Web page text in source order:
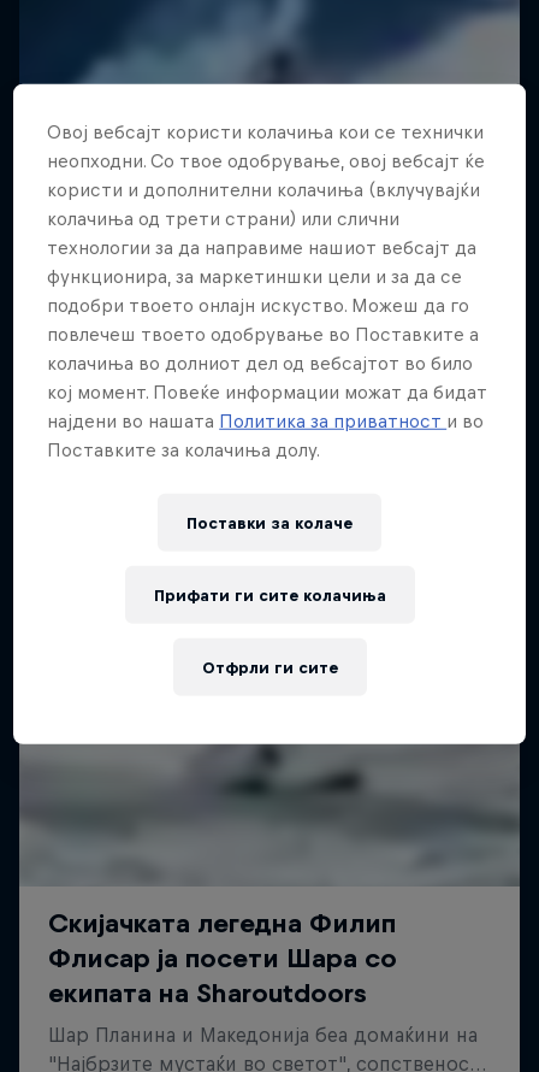
Овој вебсајт користи колачиња кои се технички
неопходни. Со твое одобрување, овој вебсајт ќе
користи и дополнителни колачиња (вклучувајќи
колачиња од трети страни) или слични
технологии за да направиме нашиот вебсајт да
функционира, за маркетиншки цели и за да се
подобри твоето онлајн искуство. Можеш да го
повлечеш твоето одобрување во Поставките а
колачиња во долниот дел од вебсајтот во било
кој момент. Повеќе информации можат да бидат
најдени во нашата Политика за приватност и во
Поставките за колачиња долу.
Поставки за колачe
Отфрли ги сите
Прифати ги сите колачиња